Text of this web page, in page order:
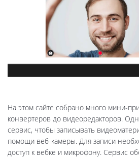
На этом сайте собрано много мини-
конвертеров до видеоредакторов.
сервис, чтобы записывать
помощи веб-камеры. Для записи
доступ к вебке и микрофону. Сервис